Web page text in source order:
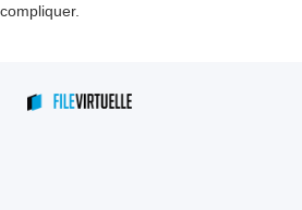
compliquer.